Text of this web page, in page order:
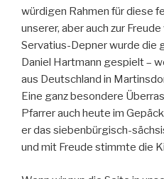
würdigen Rahmen für diese
unserer, aber auch zur
Servatius-Depner wurde die
Daniel Hartmann gespielt –
aus Deutschland in
Eine ganz besondere
Pfarrer auch heute im
er das siebenbürgisch-
und mit Freude stimmte die